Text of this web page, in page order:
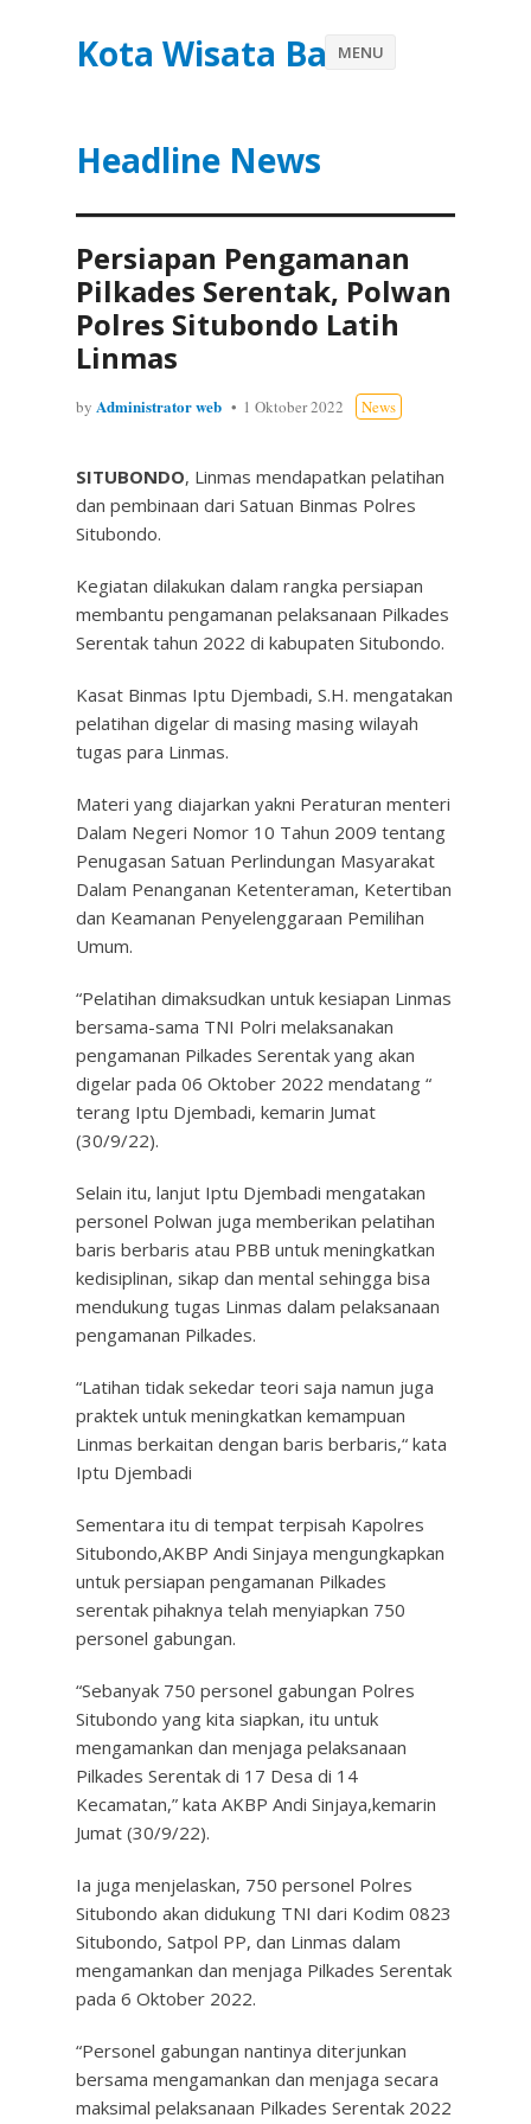
Kota Wisata Batu
Headline News
MENU
Persiapan Pengamanan
Pilkades Serentak, Polwan
Polres Situbondo Latih
Linmas
by Administrator web 1 Oktober 2022 News
SITUBONDO, Linmas mendapatkan pelatihan
dan pembinaan dari Satuan Binmas Polres
Situbondo.
Kegiatan dilakukan dalam rangka persiapan
membantu pengamanan pelaksanaan Pilkades
Serentak tahun 2022 di kabupaten Situbondo.
Kasat Binmas Iptu Djembadi, S.H. mengatakan
pelatihan digelar di masing masing wilayah
tugas para Linmas.
Materi yang diajarkan yakni Peraturan menteri
Dalam Negeri Nomor 10 Tahun 2009 tentang
Penugasan Satuan Perlindungan Masyarakat
Dalam Penanganan Ketenteraman, Ketertiban
dan Keamanan Penyelenggaraan Pemilihan
Umum.
“Pelatihan dimaksudkan untuk kesiapan Linmas
bersama-sama TNI Polri melaksanakan
pengamanan Pilkades Serentak yang akan
digelar pada 06 Oktober 2022 mendatang “
terang Iptu Djembadi, kemarin Jumat
(30/9/22).
Selain itu, lanjut Iptu Djembadi mengatakan
personel Polwan juga memberikan pelatihan
baris berbaris atau PBB untuk meningkatkan
kedisiplinan, sikap dan mental sehingga bisa
mendukung tugas Linmas dalam pelaksanaan
pengamanan Pilkades.
“Latihan tidak sekedar teori saja namun juga
praktek untuk meningkatkan kemampuan
Linmas berkaitan dengan baris berbaris,“ kata
Iptu Djembadi
Sementara itu di tempat terpisah Kapolres
Situbondo,AKBP Andi Sinjaya mengungkapkan
untuk persiapan pengamanan Pilkades
serentak pihaknya telah menyiapkan 750
personel gabungan.
“Sebanyak 750 personel gabungan Polres
Situbondo yang kita siapkan, itu untuk
mengamankan dan menjaga pelaksanaan
Pilkades Serentak di 17 Desa di 14
Kecamatan,” kata AKBP Andi Sinjaya,kemarin
Jumat (30/9/22).
Ia juga menjelaskan, 750 personel Polres
Situbondo akan didukung TNI dari Kodim 0823
Situbondo, Satpol PP, dan Linmas dalam
mengamankan dan menjaga Pilkades Serentak
pada 6 Oktober 2022.
“Personel gabungan nantinya diterjunkan
bersama mengamankan dan menjaga secara
maksimal pelaksanaan Pilkades Serentak 2022